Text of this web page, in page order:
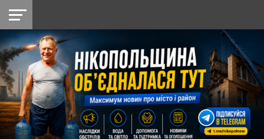
НІКОПОЛЬ
РАЙОН
СІЧЕСЛАВСЬКА
УКРАЇНА
РЕТРО
НІКОПОЛЬ
ЛАЙТ
УКРАЇНА
ДОПОМОГА
РАДІО